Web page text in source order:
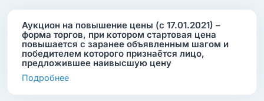
Аукцион на повышение цены (с 17.01.2021) –
форма торгов, при котором стартовая цена
повышается с заранее объявленным шагом и
победителем которого признаётся лицо,
предложившее наивысшую цену
Подробнее